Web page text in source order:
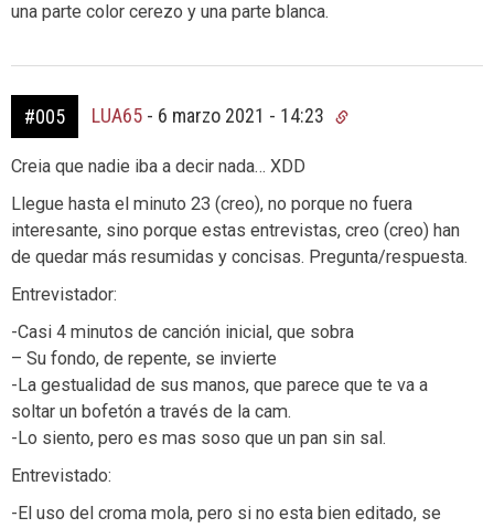
una parte color cerezo y una parte blanca.
#005 LUA65 - 6 marzo 2021 - 14:23
Creia que nadie iba a decir nada… XDD
Llegue hasta el minuto 23 (creo), no porque no fuera
interesante, sino porque estas entrevistas, creo (creo) han
de quedar más resumidas y concisas. Pregunta/respuesta.
Entrevistador:
-Casi 4 minutos de canción inicial, que sobra
– Su fondo, de repente, se invierte
-La gestualidad de sus manos, que parece que te va a
soltar un bofetón a través de la cam.
-Lo siento, pero es mas soso que un pan sin sal.
Entrevistado:
-El uso del croma mola, pero si no esta bien editado, se